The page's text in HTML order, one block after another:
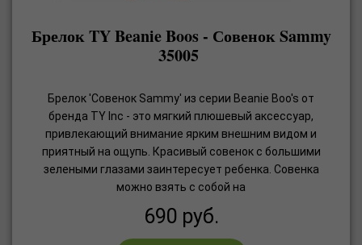
Брелок TY Beanie Boos - Совенок Sammy
35005
Брелок 'Совенок Sammy' из серии Beanie Boo's от
бренда TY Inc - это мягкий плюшевый аксессуар,
привлекающий внимание ярким внешним видом и
приятный на ощупь. Красивый совенок с большими
зелеными глазами заинтересует ребенка. Совенка
можно взять с собой на
690 руб.